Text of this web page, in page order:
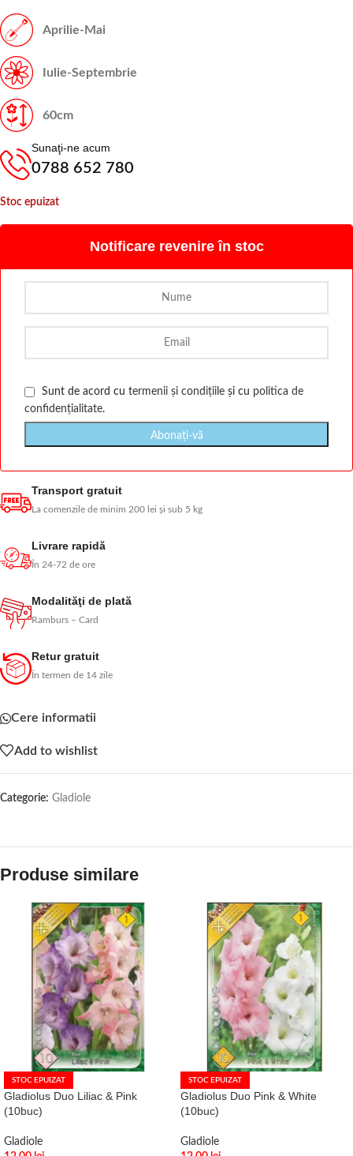
Aprilie-Mai
Iulie-Septembrie
60cm
Sunaţi-ne acum
0788 652 780
Stoc epuizat
Notificare revenire în stoc
Sunt de acord cu termenii și condițiile și cu politica de
confidențialitate.
Transport gratuit
La comenzile de minim 200 lei și sub 5 kg
Livrare rapidă
În 24-72 de ore
Modalităţi de plată
Ramburs – Card
Retur gratuit
În termen de 14 zile
Cere informatii
Add to wishlist
Categorie: Gladiole
Produse similare
STOC EPUIZAT
Gladiolus Duo Liliac & Pink
(10buc)
Gladiole
STOC EPUIZAT
Gladiolus Duo Pink & White
(10buc)
Gladiole